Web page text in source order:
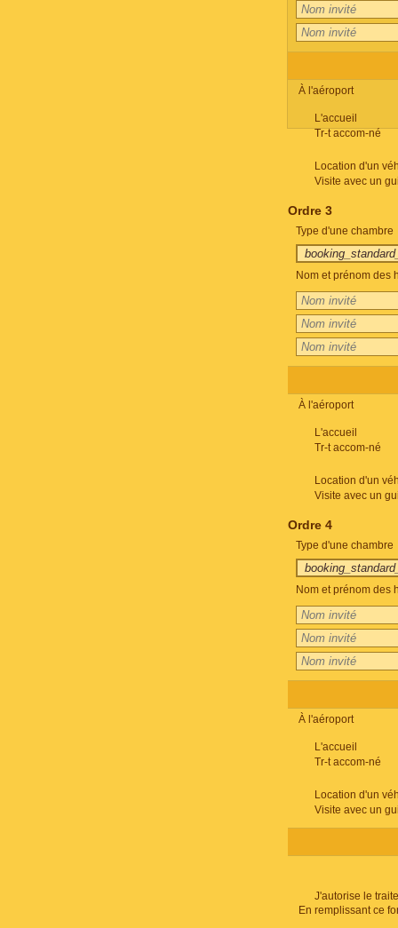
À l'aéroport
L'accueil
Tr-t accom-né
Location d'un
Visite avec un
Ordre 3
Type d'une chambre
Nom et prénom des
À l'aéroport
L'accueil
Tr-t accom-né
Location d'un
Visite avec un
Ordre 4
Type d'une chambre
Nom et prénom des
À l'aéroport
L'accueil
Tr-t accom-né
Location d'un
Visite avec un
J'autorise le
En remplissant ce